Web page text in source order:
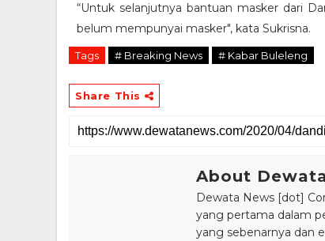
“Untuk selanjutnya bantuan masker dari
belum mempunyai masker", kata Sukrisna.
Tags # Breaking News # Kabar Buleleng
Share This
About
Dewata News [dot]
yang pertama dalam
yang sebenarnya dan